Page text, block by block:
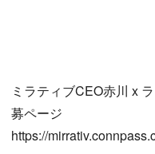
ミラティブCEO赤川 x
募ページ
https://